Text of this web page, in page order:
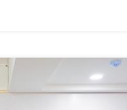
Bình Dương và